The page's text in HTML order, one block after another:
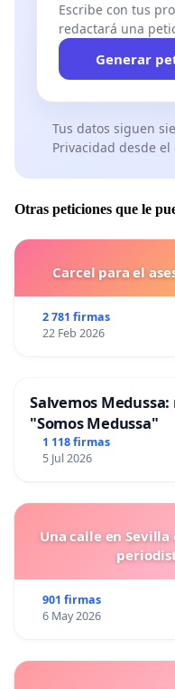
Escribe con tus
redactará una
Generar
Tus datos siguen
Privacidad desde el
Otras peticiones que le
Carcel para el
2 781 firmas
22 Feb 2026
Salvemos
"Somos Medussa"
1 118 firmas
5 Jul 2026
Una calle en
901 firmas
6 May 2026